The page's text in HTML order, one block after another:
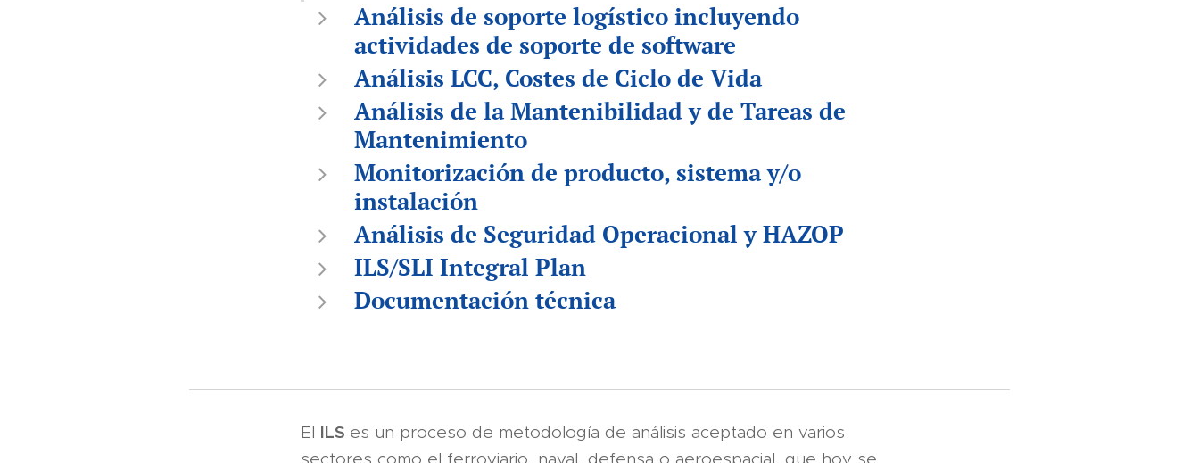
Análisis de soporte logístico incluyendo
actividades de soporte de software
Análisis LCC, Costes de Ciclo de Vida
Análisis de la Mantenibilidad y de Tareas de
Mantenimiento
Monitorización de producto, sistema y/o
instalación
Análisis de Seguridad Operacional y HAZOP
ILS/SLI Integral Plan
Documentación técnica
El ILS es un proceso de metodología de análisis aceptado en varios